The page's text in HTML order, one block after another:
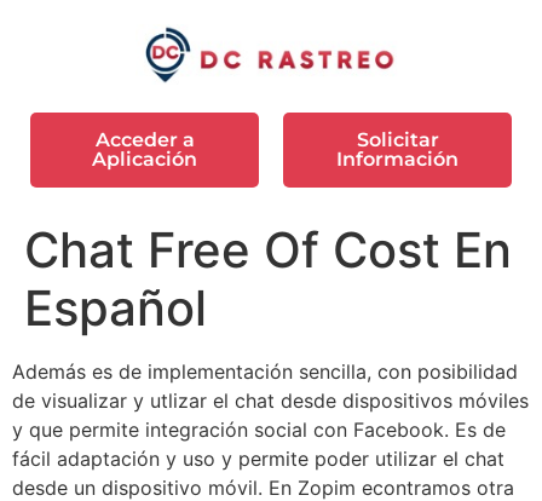
Acceder a
Aplicación
Solicitar
Información
Chat Free Of Cost En
Español
Además es de implementación sencilla, con posibilidad
de visualizar y utlizar el chat desde dispositivos móviles
y que permite integración social con Facebook. Es de
fácil adaptación y uso y permite poder utilizar el chat
desde un dispositivo móvil. En Zopim econtramos otra